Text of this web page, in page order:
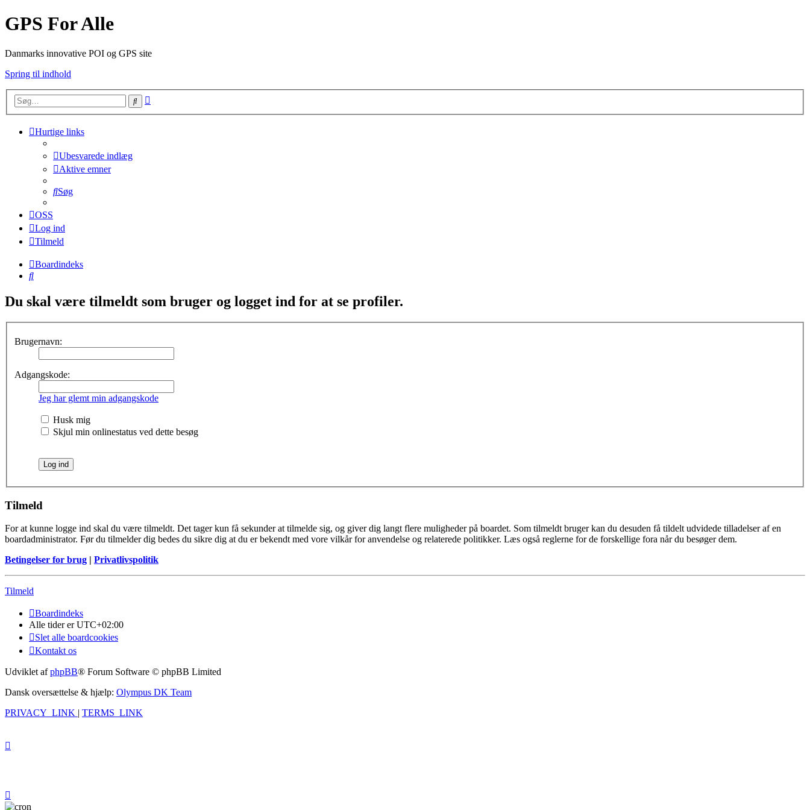
GPS For Alle
Danmarks innovative POI og GPS site
Spring til indhold
Søg
Hurtige links
Ubesvarede indlæg
Aktive emner
Søg
OSS
Log ind
Tilmeld
Boardindeks
Søg
Du skal være tilmeldt som bruger og logget ind for at se profiler.
Brugernavn:
Adgangskode:
Jeg har glemt min adgangskode
Husk mig
Skjul min onlinestatus ved dette besøg
Tilmeld
For at kunne logge ind skal du være tilmeldt. Det tager kun få sekunder at tilmelde sig, og giver dig langt flere muligheder på boardet. Som tilmeldt bruger kan du desuden få tildelt udvidede tilladelser af en
boardadministrator. Før du tilmelder dig bedes du sikre dig at du er bekendt med vore vilkår for anvendelse og relaterede politikker. Læs også reglerne for de forskellige fora når du besøger dem.
Betingelser for brug | Privatlivspolitik
Tilmeld
Boardindeks
Alle tider erUTC+02:00
Slet alle boardcookies
Kontakt os
Udviklet afphpBB® Forum Software © phpBB Limited
Dansk oversættelse & hjælp: Olympus DK Team
PRIVACY_LINK | TERMS_LINK